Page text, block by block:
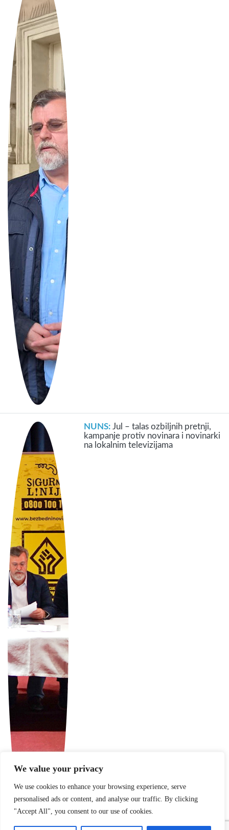
We value your privacy
We use cookies to enhance your browsing experience, serve
personalised ads or content, and analyse our traffic. By clicking
"Accept All", you consent to our use of cookies.
NUNS:Jul – talas ozbiljnih pretnji,
kampanje protiv novinara i novinarki
na lokalnim televizijama